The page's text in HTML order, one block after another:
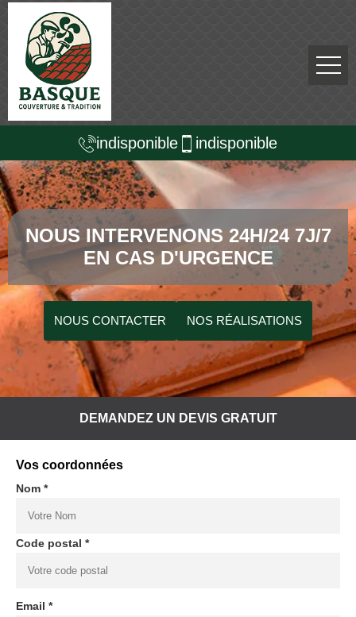
indisponible indisponible
NOUS INTERVENONS 24H/24 7J/7
EN CAS D'URGENCE
NOUS CONTACTER NOS RÉALISATIONS
DEMANDEZ UN DEVIS GRATUIT
Vos coordonnées
Nom *
Code postal *
Email *